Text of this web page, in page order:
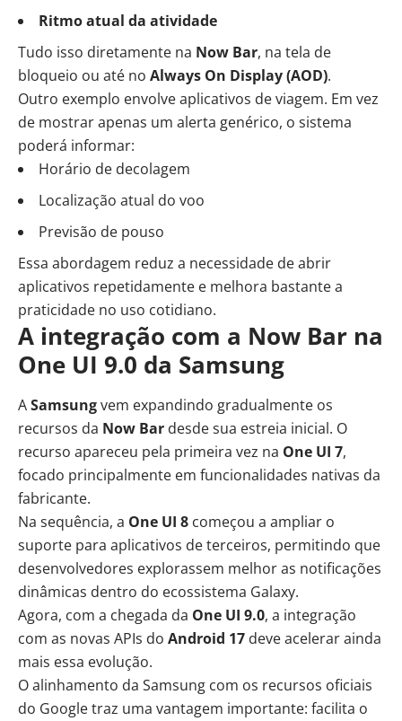
Ritmo atual da atividade
Tudo isso diretamente na Now Bar, na tela de
bloqueio ou até no Always On Display (AOD).
Outro exemplo envolve aplicativos de viagem. Em vez
de mostrar apenas um alerta genérico, o sistema
poderá informar:
Horário de decolagem
Localização atual do voo
Previsão de pouso
Essa abordagem reduz a necessidade de abrir
aplicativos repetidamente e melhora bastante a
praticidade no uso cotidiano.
A integração com a Now Bar na
One UI 9.0 da Samsung
ASamsungvem expandindo gradualmente os
recursos da Now Bar desde sua estreia inicial. O
recurso apareceu pela primeira vez na One UI 7,
focado principalmente em funcionalidades nativas da
fabricante.
Na sequência, a One UI 8 começou a ampliar o
suporte para aplicativos de terceiros, permitindo que
desenvolvedores explorassem melhor as notificações
dinâmicas dentro do ecossistema Galaxy.
Agora, com a chegada da One UI 9.0, a integração
com as novas APIs do Android 17 deve acelerar ainda
mais essa evolução.
O alinhamento da Samsung com os recursos oficiais
do Google traz uma vantagem importante: facilita o